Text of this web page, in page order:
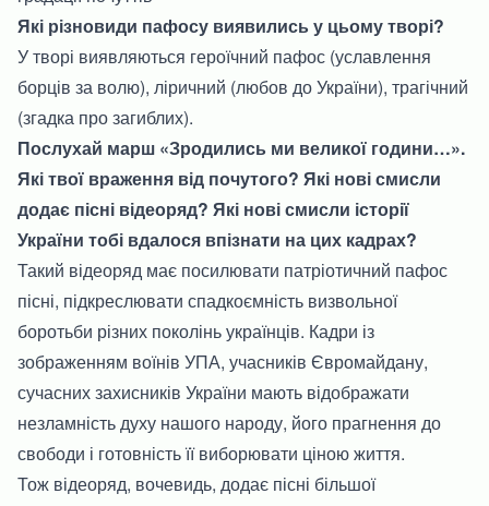
Які різновиди пафосу виявились у цьому творі?
У творі виявляються героїчний пафос (уславлення
борців за волю), ліричний (любов до України), трагічний
(згадка про загиблих).
Послухай марш «Зродились ми великої години…».
Які твої враження від почутого? Які нові смисли
додає пісні відеоряд? Які нові смисли історії
України тобі вдалося впізнати на цих кадрах?
Такий відеоряд має посилювати патріотичний пафос
пісні, підкреслювати спадкоємність визвольної
боротьби різних поколінь українців. Кадри із
зображенням воїнів УПА, учасників Євромайдану,
сучасних захисників України мають відображати
незламність духу нашого народу, його прагнення до
свободи і готовність її виборювати ціною життя.
Тож відеоряд, вочевидь, додає пісні більшої